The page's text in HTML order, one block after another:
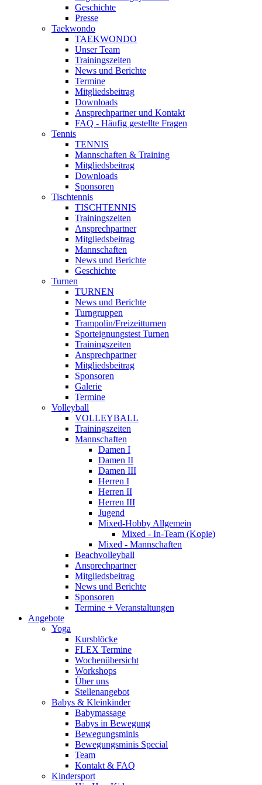
Geschichte
Presse
Taekwondo
TAEKWONDO
Unser Team
Trainingszeiten
News und Berichte
Termine
Mitgliedsbeitrag
Downloads
Ansprechpartner und Kontakt
FAQ - Häufig gestellte Fragen
Tennis
TENNIS
Mannschaften & Training
Mitgliedsbeitrag
Downloads
Sponsoren
Tischtennis
TISCHTENNIS
Trainingszeiten
Ansprechpartner
Mitgliedsbeitrag
Mannschaften
News und Berichte
Geschichte
Turnen
TURNEN
News und Berichte
Turngruppen
Trampolin/Freizeitturnen
Sporteignungstest Turnen
Trainingszeiten
Ansprechpartner
Mitgliedsbeitrag
Sponsoren
Galerie
Termine
Volleyball
VOLLEYBALL
Trainingszeiten
Mannschaften
Damen I
Damen II
Damen III
Herren I
Herren II
Herren III
Jugend
Mixed-Hobby Allgemein
Mixed - In-Team (Kopie)
Mixed - Mannschaften
Beachvolleyball
Ansprechpartner
Mitgliedsbeitrag
News und Berichte
Sponsoren
Termine + Veranstaltungen
Angebote
Yoga
Kursblöcke
FLEX Termine
Wochenübersicht
Workshops
Über uns
Stellenangebot
Babys & Kleinkinder
Babymassage
Babys in Bewegung
Bewegungsminis
Bewegungsminis Special
Team
Kontakt & FAQ
Kindersport